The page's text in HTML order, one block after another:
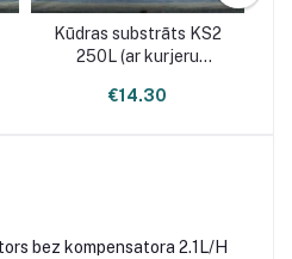
Kūdras substrāts KS2
250L (ar kurjeru
€14.30
bez kompensatora 2.1L/H